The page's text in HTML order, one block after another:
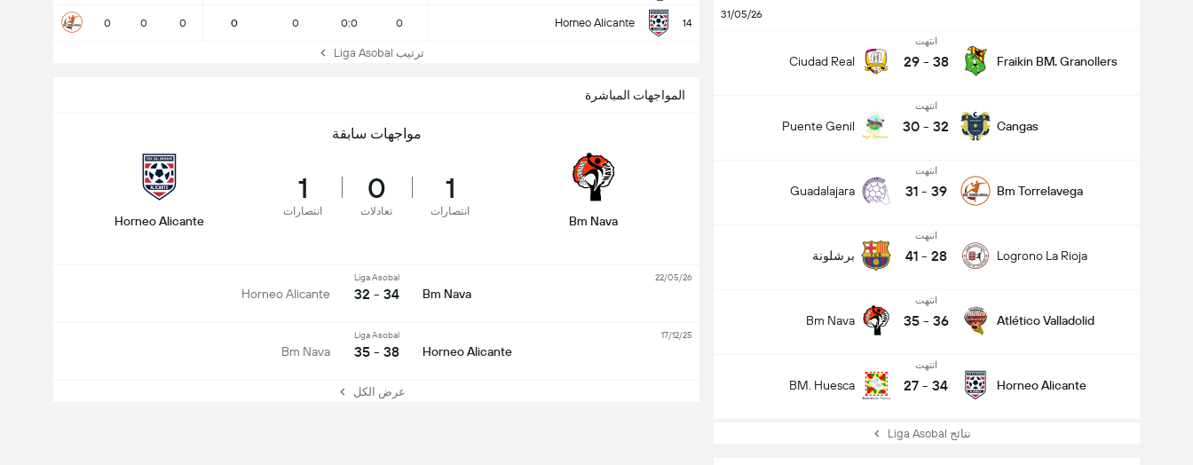
31/05/26
Fraikin BM. Granollers
انتهت
38
-
29
Ciudad Real
Cangas
انتهت
32
-
30
Puente Genil
Bm Torrelavega
انتهت
39
-
31
Guadalajara
Logrono La Rioja
انتهت
28
-
41 برشلونة
Atlético Valladolid
انتهت
36
-
35
Bm Nava
Horneo Alicante
انتهت
34
-
27
BM. Huesca
نتائج Liga Asobal
14
Horneo Alicante
0
0:0
0
0
0
0
0
ترتيب Liga Asobal
المواجهات المباشرة
مواجهات سابقة
Bm Nava
1
انتصارات
0
تعادلات
1
انتصارات
Horneo Alicante
Bm Nava
Liga Asobal
34 - 32
Horneo Alicante
22/05/26
Horneo Alicante
Liga Asobal
38 - 35
Bm Nava
17/12/25
عرض الكل